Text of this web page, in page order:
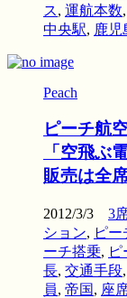
ス, 運航本数,
中央駅, 鹿児
Peach
ピーチ航
「空飛ぶ
販売は全
2012/3/3 3
ション, ピ
ーチ搭乗, ピ
長, 交通手段,
員, 帝国, 座